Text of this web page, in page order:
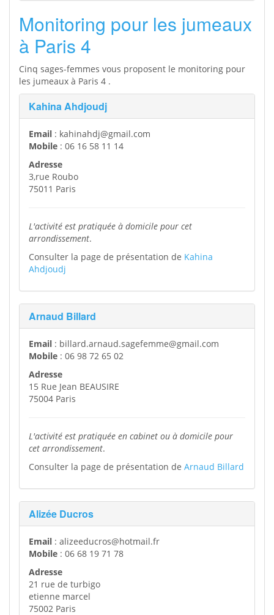
Monitoring pour les jumeaux
à Paris 4
Cinq sages-femmes vous proposent le monitoring pour
les jumeaux à Paris 4 .
Kahina Ahdjoudj
Email : kahinahdj@gmail.com
Mobile : 06 16 58 11 14
Adresse
3,rue Roubo
75011 Paris
L'activité est pratiquée à domicile pour cet
arrondissement.
Consulter la page de présentation de Kahina
Ahdjoudj
Arnaud Billard
Email : billard.arnaud.sagefemme@gmail.com
Mobile : 06 98 72 65 02
Adresse
15 Rue Jean BEAUSIRE
75004 Paris
L'activité est pratiquée en cabinet ou à domicile pour
cet arrondissement.
Consulter la page de présentation de Arnaud Billard
Alizée Ducros
Email : alizeeducros@hotmail.fr
Mobile : 06 68 19 71 78
Adresse
21 rue de turbigo
etienne marcel
75002 Paris